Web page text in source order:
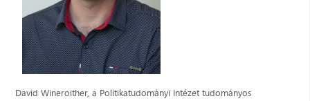
David Wineroither, a Politikatudományi Intézet tudományos